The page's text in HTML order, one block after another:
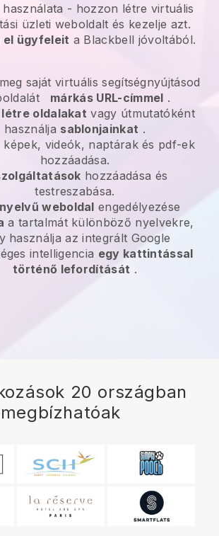
- hozzon létre virtuális
üzleti weboldalt és kezelje azt.
el ügyfeleit a Blackbell jóvoltából.
saját virtuális segítségnyújtásod
márkás URL-címmel .
létre oldalakat vagy útmutatóként
használja sablonjainkat .
képek, videók, naptárak és pdf-ek
hozzáadása.
hozzáadása és
testreszabása.
weboldal engedélyezése
a tartalmát különböző nyelvekre,
használja az integrált Google
intelligencia egy kattintással
történő lefordítását .
20 országban
megbízhatóak